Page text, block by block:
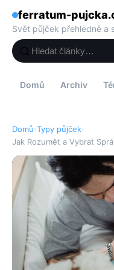
ferratum-
Svět půjček přehledně a
Domů Archiv
Domů›Typy půjček›
Jak Rozumět a Vybrat